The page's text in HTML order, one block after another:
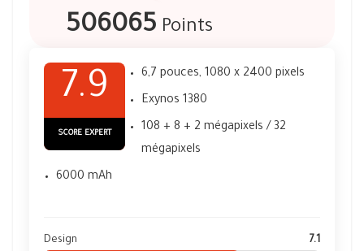
506065 Points
7.9
SCORE EXPERT
6,7 pouces, 1080 x 2400 pixels
Exynos 1380
108 + 8 + 2 mégapixels / 32
mégapixels
6000 mAh
Design 7.1